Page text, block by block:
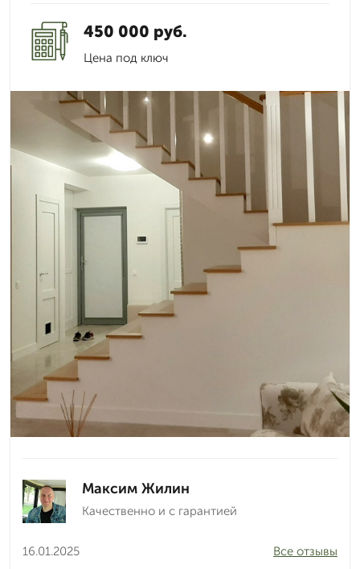
450 000 руб.
Цена под ключ
Максим Жилин
Качественно и с гарантией
16.01.2025
Все отзывы